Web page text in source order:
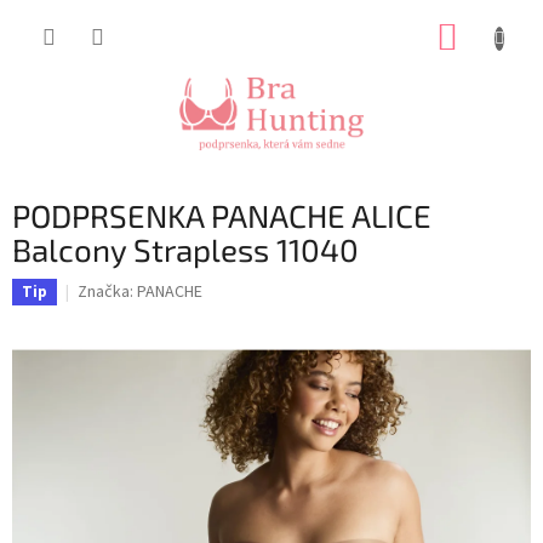
PODPRSENKA PANACHE ALICE
Balcony Strapless 11040
Tip Značka: PANACHE